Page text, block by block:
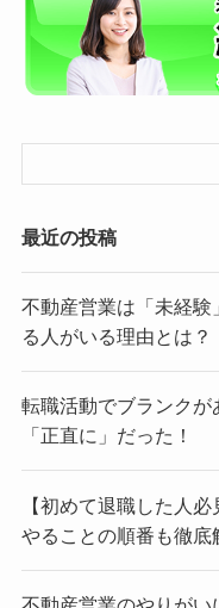
最近の投稿
不動産営業は「未経
る人がいる理由とは？
転職活動でブランク
「正直に」だった！
【初めて退職した人
やることの順番も徹底